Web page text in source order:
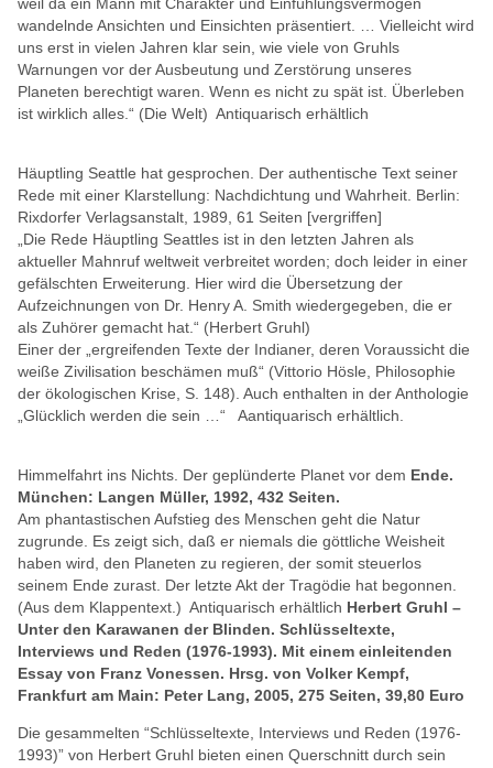
wandelnde Ansichten und Einsichten präsentiert. … Vielleicht wird
uns erst in vielen Jahren klar sein, wie viele von Gruhls
Warnungen vor der Ausbeutung und Zerstörung unseres
Planeten berechtigt waren. Wenn es nicht zu spät ist. Überleben
ist wirklich alles.“ (Die Welt) Antiquarisch erhältlich
Häuptling Seattle hat gesprochen. Der authentische Text seiner
Rede mit einer Klarstellung: Nachdichtung und Wahrheit. Berlin:
Rixdorfer Verlagsanstalt, 1989, 61 Seiten [vergriffen]
„Die Rede Häuptling Seattles ist in den letzten Jahren als
aktueller Mahnruf weltweit verbreitet worden; doch leider in einer
gefälschten Erweiterung. Hier wird die Übersetzung der
Aufzeichnungen von Dr. Henry A. Smith wiedergegeben, die er
als Zuhörer gemacht hat.“ (Herbert Gruhl)
Einer der „ergreifenden Texte der Indianer, deren Voraussicht die
weiße Zivilisation beschämen muß“ (Vittorio Hösle, Philosophie
der ökologischen Krise, S. 148). Auch enthalten in der Anthologie
„Glücklich werden die sein …“ Aantiquarisch erhältlich.
Himmelfahrt ins Nichts. Der geplünderte Planet vor dem Ende.
München: Langen Müller, 1992, 432 Seiten.
Am phantastischen Aufstieg des Menschen geht die Natur
zugrunde. Es zeigt sich, daß er niemals die göttliche Weisheit
haben wird, den Planeten zu regieren, der somit steuerlos
seinem Ende zurast. Der letzte Akt der Tragödie hat begonnen.
(Aus dem Klappentext.) Antiquarisch erhältlich Herbert Gruhl –
Unter den Karawanen der Blinden. Schlüsseltexte,
Interviews und Reden (1976-1993). Mit einem einleitenden
Essay von Franz Vonessen. Hrsg. von Volker Kempf,
Frankfurt am Main: Peter Lang, 2005, 275 Seiten, 39,80 Euro
Die gesammelten “Schlüsseltexte, Interviews und Reden (1976-
1993)” von Herbert Gruhl bieten einen Querschnitt durch sein